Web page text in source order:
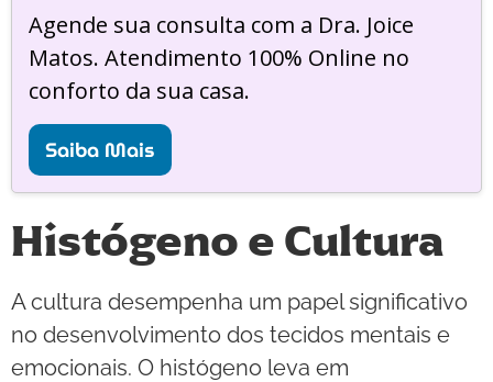
Agende sua consulta com a Dra. Joice
Matos. Atendimento 100% Online no
conforto da sua casa.
Saiba Mais
Histógeno e Cultura
A cultura desempenha um papel significativo
no desenvolvimento dos tecidos mentais e
emocionais. O histógeno leva em